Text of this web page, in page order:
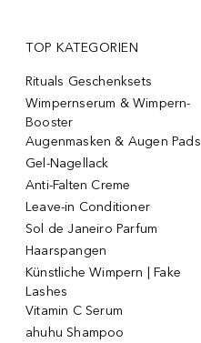
TOP KATEGORIEN
Rituals Geschenksets
Wimpernserum & Wimpern-
Booster
Augenmasken & Augen Pads
Gel-Nagellack
Anti-Falten Creme
Leave-in Conditioner
Sol de Janeiro Parfum
Haarspangen
Künstliche Wimpern | Fake
Lashes
Vitamin C Serum
ahuhu Shampoo